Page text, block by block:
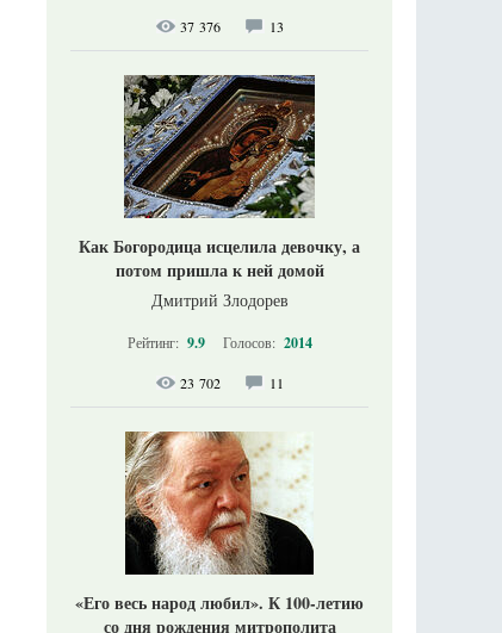
37 376 13
Как Богородица исцелила девочку, а
потом пришла к ней домой
Дмитрий Злодорев
Рейтинг: 9.9 Голосов: 2014
23 702 11
«Его весь народ любил». К 100-летию
со дня рождения митрополита